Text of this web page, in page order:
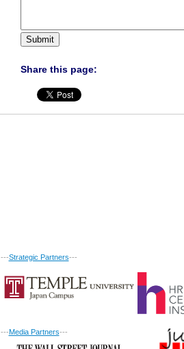
Share this page:
---Strategic Partners---
---Media Partners---